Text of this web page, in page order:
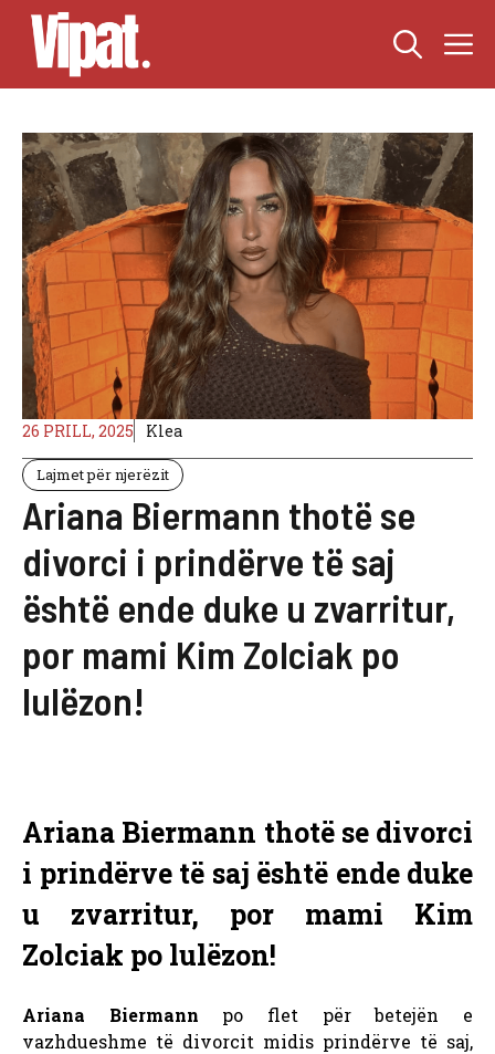
Skip
content
26 PRILL, 2025 Klea
Lajmet për njerëzit
Ariana Biermann thotë se
divorci i prindërve të saj
është ende duke u zvarritur,
por mami Kim Zolciak po
lulëzon!
Ariana Biermann thotë se divorci
i prindërve të saj është ende duke
u zvarritur, por mami Kim
Zolciak po lulëzon!
Ariana Biermann po flet për betejën e
vazhdueshme të divorcit midis prindërve të saj,